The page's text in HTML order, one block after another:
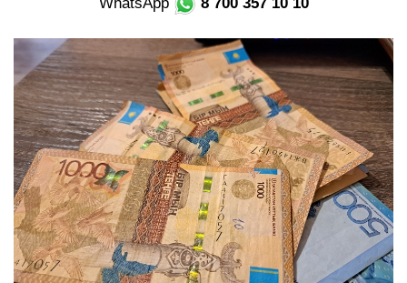
в
и
г
а
ц
и
ю